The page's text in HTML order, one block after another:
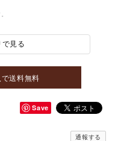
で見る
送料無料
Save
通報する